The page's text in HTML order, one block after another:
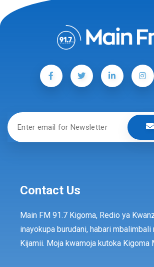
Contact Us
Main FM 91.7 Kigoma, Redio ya
inayokupa burudani, habari mbalimbali
Kijamii. Moja kwamoja kutoka Kigoma